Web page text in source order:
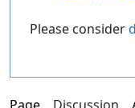
Please consider